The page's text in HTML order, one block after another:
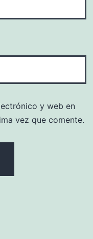
y web en
vez que comente.